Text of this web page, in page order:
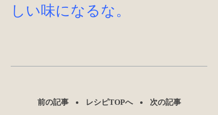
しい味になるな。
前の記事 レシピTOPへ 次の記事